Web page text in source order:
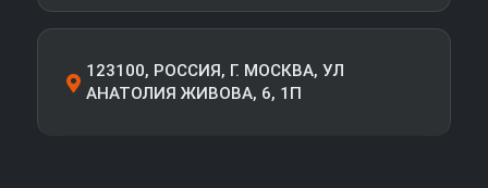
123100, РОССИЯ, Г. МОСКВА, УЛ
АНАТОЛИЯ ЖИВОВА, 6, 1П